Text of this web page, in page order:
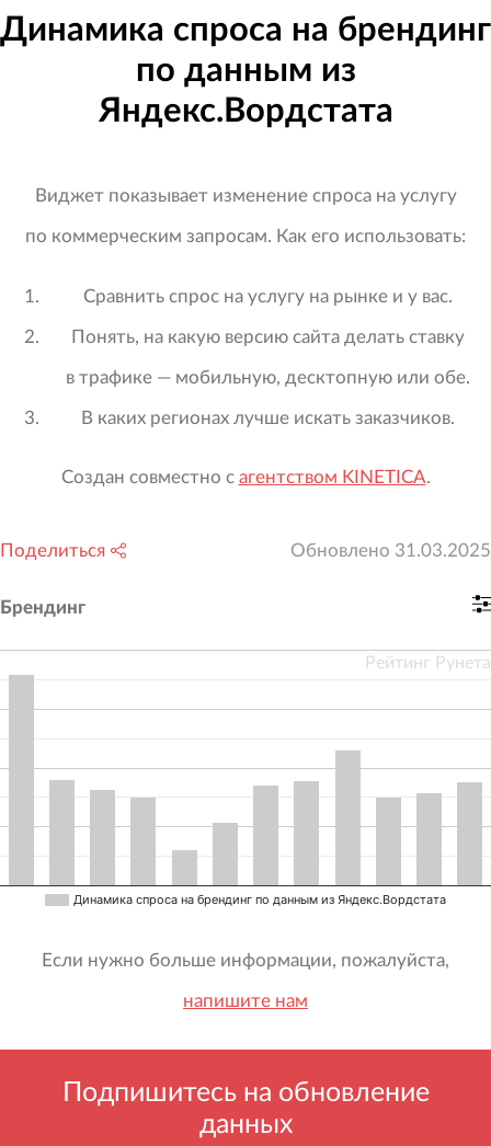
Динамика спроса на брендинг
по данным из
Яндекс.Вордстата
Виджет показывает изменение спроса на услугу
по коммерческим запросам. Как его использовать:
Сравнить спрос на услугу на рынке и у вас.
Понять, на какую версию сайта делать ставку
в трафике — мобильную, десктопную или обе.
В каких регионах лучше искать заказчиков.
Создан совместно с агентством KINETICA.
Поделиться Обновлено 31.03.2025
Брендинг
Динамика спроса на брендинг по данным из Яндекс.Вордстата
Рейтинг Рунета
Если нужно больше информации, пожалуйста,
напишите нам
Подпишитесь на обновление
данных